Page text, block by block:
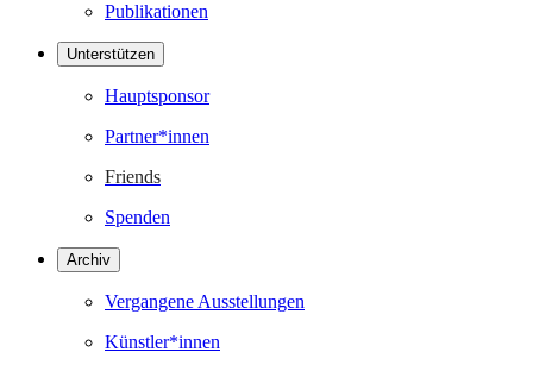
Publikationen
Unterstützen
Hauptsponsor
Partner*innen
Friends
Spenden
Archiv
Vergangene Ausstellungen
Künstler*innen